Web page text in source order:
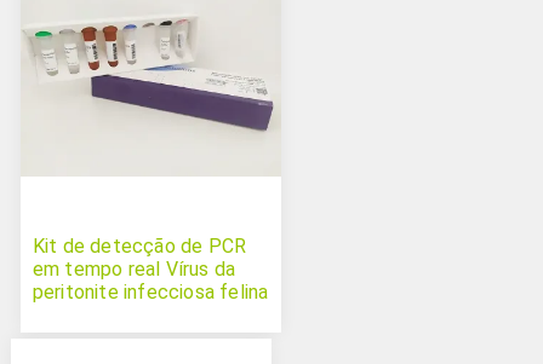
Kit de detecção de PCR
em tempo real Vírus da
peritonite infecciosa felina